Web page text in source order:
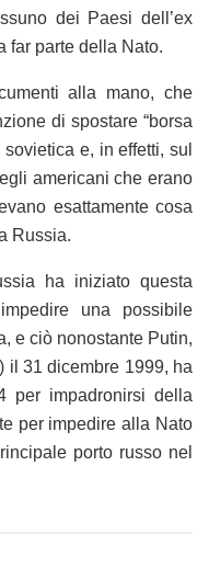
dei Paesi dell’ex
far parte della Nato.
alla mano, che
di spostare “borsa
e, in effetti, sul
americani che erano
esattamente cosa
Russia.
ha iniziato questa
una possibile
e ciò nonostante Putin,
il 31 dicembre 1999, ha
per impadronirsi della
per impedire alla Nato
porto russo nel